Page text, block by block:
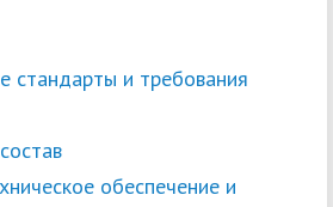
стандарты и требования
обеспечение и